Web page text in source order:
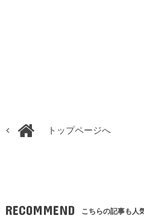
トップページへ
RECOMMEND こちらの記事も人